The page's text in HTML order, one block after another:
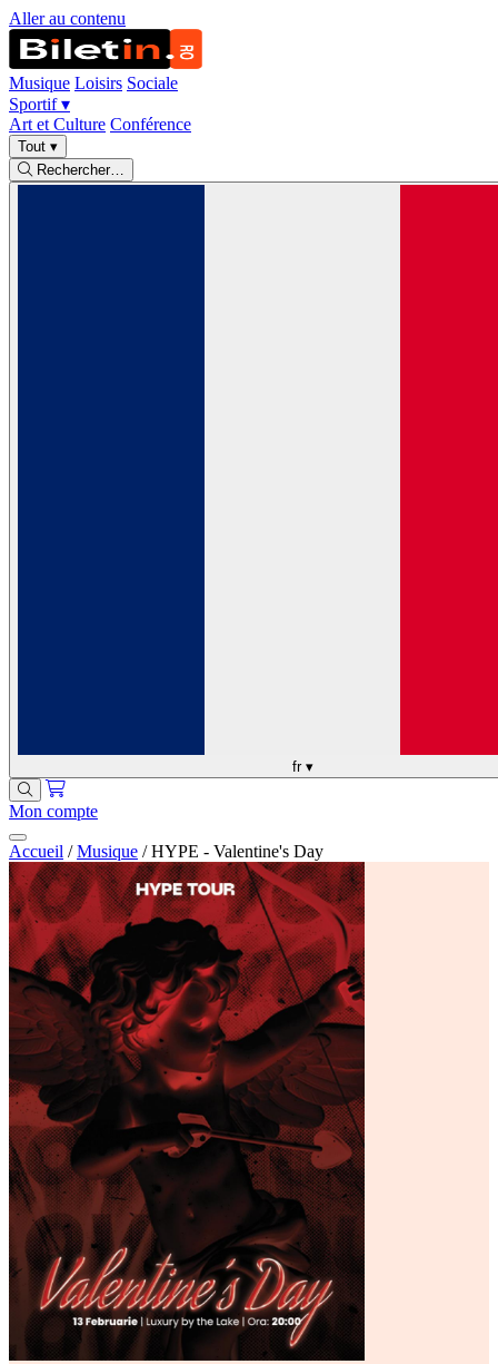
Aller au contenu
Musique Loisirs Sociale
Sportif▾
Art et Culture Conférence
Tout ▾
Rechercher…
fr ▾
Mon compte
Accueil / Musique / HYPE - Valentine's Day